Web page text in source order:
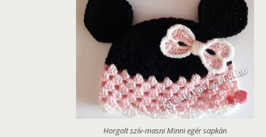
Horgolt szív-masni Minni egér sapkán